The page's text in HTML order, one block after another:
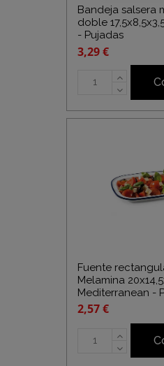
Bandeja salsera
doble
- Pujadas
3,29 €
Fuente
Melamina
Mediterranean -
2,57 €